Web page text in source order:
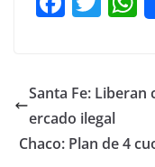
e
b
o
er
h
s
p
Santa Fe: Liberan
ercado ilegal
Chaco: Plan de 4